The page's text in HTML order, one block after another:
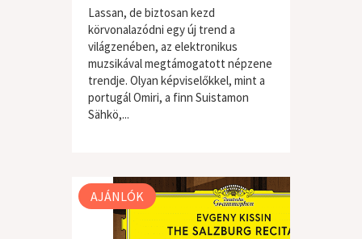
Lassan, de biztosan kezd
körvonalazódni egy új trend a
világzenében, az elektronikus
muzsikával megtámogatott népzene
trendje. Olyan képviselőkkel, mint a
portugál Omiri, a finn Suistamon
Sähkö,...
világzene / folk
AJÁNLÓK